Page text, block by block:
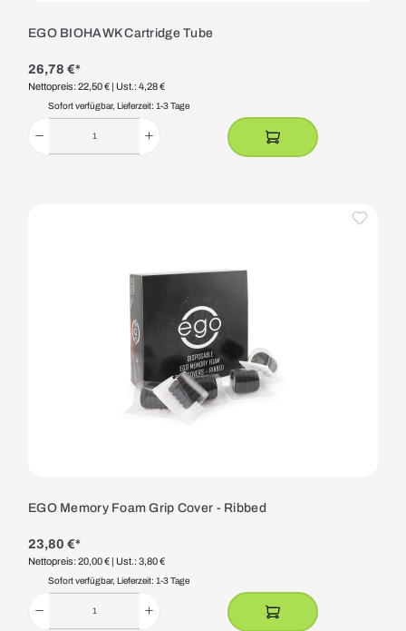
EGO BIOHAWK Cartridge Tube
26,78 €*
Nettopreis: 22,50 € | Ust.: 4,28 €
Sofort verfügbar, Lieferzeit: 1-3 Tage
EGO Memory Foam Grip Cover - Ribbed
23,80 €*
Nettopreis: 20,00 € | Ust.: 3,80 €
Sofort verfügbar, Lieferzeit: 1-3 Tage